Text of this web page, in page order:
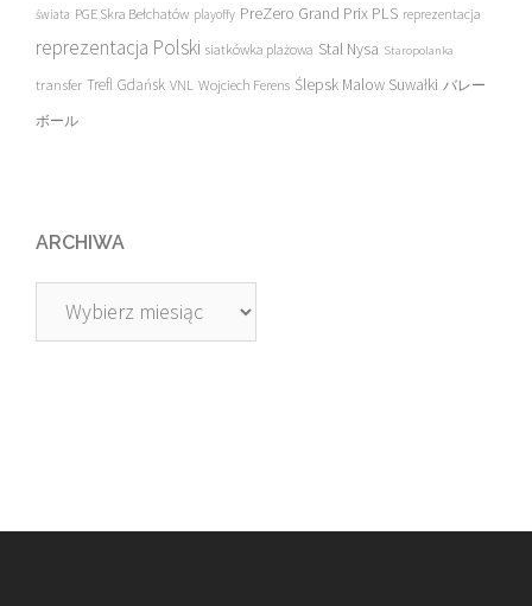
świata PGE Skra Bełchatów playoffy PreZero Grand Prix PLS reprezentacja
reprezentacja Polski siatkówka plażowa Stal Nysa Staropolanka
transfer Trefl Gdańsk VNL Wojciech Ferens Ślepsk Malow Suwałki バレー
ボール
ARCHIWA
Archiwa